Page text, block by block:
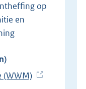
en
(WWM)(